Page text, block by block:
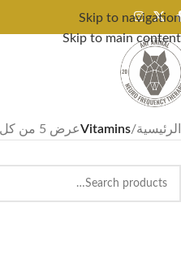
Skip to navigation
Skip to main content
الرئيسية/
Vitaminsعرض ⁦5⁩ من كل النتائج